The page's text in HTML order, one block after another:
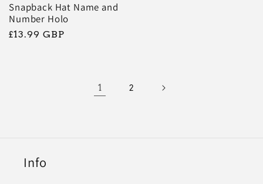
Snapback Hat Name and
Number Holo
Prix
£13.99 GBP
1 2
Info